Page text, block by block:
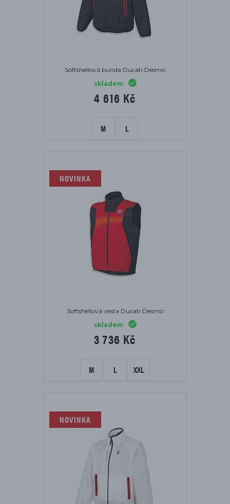
Softshellová bunda Ducati Desmo
skladem
4 616 Kč
M L
NOVINKA
Softshellová vesta Ducati Desmo
skladem
3 736 Kč
M L XXL
NOVINKA